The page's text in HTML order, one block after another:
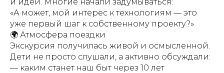
«А может, мой интерес к технологиям — это
уже первый шаг к собственному проекту?»
🌍 Атмосфера поездки
Экскурсия получилась живой и осмысленной.
Дети не просто слушали, а активно обсуждали:
— каким станет наш быт через 10 лет